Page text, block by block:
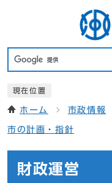
現在位置
ホーム 市政情報
市の計画・指針
財政運営